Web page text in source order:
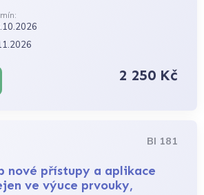
2 250 Kč
BI 181
nové přístupy a aplikace
ve výuce prvouky,